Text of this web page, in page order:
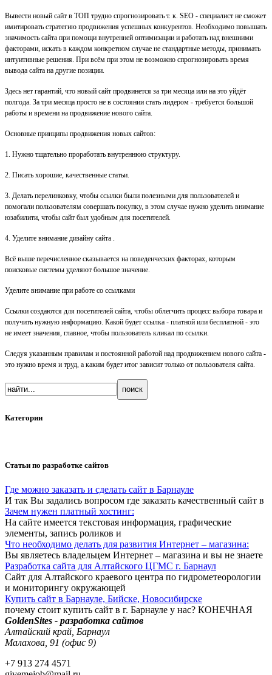
Вывести новый сайт в ТОП трудно спрогнозировать т. к. SEO - специалист не сможет
имитировать стратегию продвижения успешных конкурентов. Необходимо повышать
значимость сайта при помощи внутренней оптимизации и работать над внешними
факторами, искать в каждом конкретном случае не стандартные методы, принимать
интуитивные решения. При всём при этом не возможно спрогнозировать время
вывода сайта на другие позиции.
Здесь нет гарантий, что новый сайт продвинется за три месяца или на это уйдёт
полгода. За три месяца просто не в состоянии стать лидером - требуется большой
работы и времени на продвижение нового сайта.
Основные принципы продвижения новых сайтов:
1. Нужно тщательно проработать внутреннюю структуру.
2. Писать хорошие, качественные статьи.
3. Делать перелинковку, чтобы ссылки были полезными для пользователей и
помогали пользователям совершать покупку, в этом случае нужно уделить внимание
юзабилити, чтобы сайт был удобным для посетителей.
4. Уделите внимание дизайну сайта .
Всё выше перечисленное сказывается на поведенческих факторах, которым
поисковые системы уделяют большое значение.
Уделите внимание при работе со ссылками
Ссылки создаются для посетителей сайта, чтобы облегчить процесс выбора товара и
получить нужную информацию. Какой будет ссылка - платной или бесплатной - это
не имеет значения, главное, чтобы пользователь кликал по ссылки.
Следуя указанным правилам и постоянной работой над продвижением нового сайта -
это нужно время и труд, а каким будет итог зависит только от пользователя сайта.
Категории
Статьи по разработке сайтов
Где можно заказать и сделать сайт в Барнауле
И так Вы задались вопросом где заказать качественный сайт в
Зачем нужен платный хостинг:
На сайте имеется текстовая информация, графические
элементы, запись роликов и
Что необходимо делать для развития Интернет – магазина:
Вы являетесь владельцем Интернет – магазина и вы не знаете
Разработка сайта для Алтайского ЦГМС г. Барнаул
Сайт для Алтайского краевого центра по гидрометеорологии
и мониторингу окружающей
Купить сайт в Барнауле, Бийске, Новосибирске
почему стоит купить сайт в г. Барнауле у нас? КОНЕЧНАЯ
GoldenSites - разработка сайтов
Алтайский край, Барнаул
Малахова, 91 (офис 9)
+7 913 274 4571